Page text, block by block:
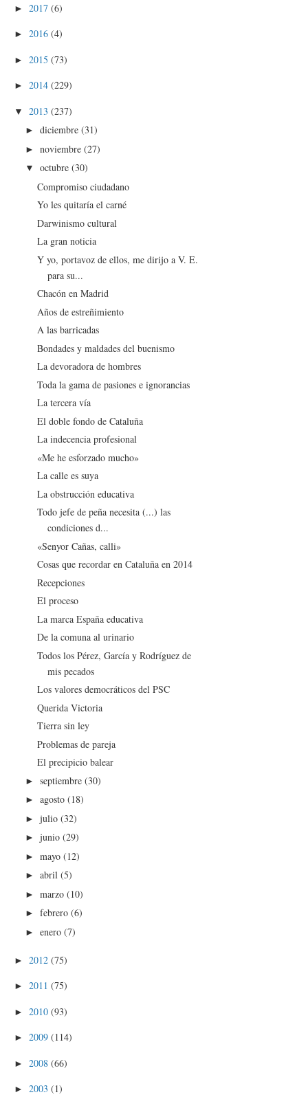
► 2017 (6)
► 2016 (4)
► 2015 (73)
► 2014 (229)
▼ 2013 (237)
►diciembre(31)
►noviembre(27)
▼octubre(30)
Compromiso ciudadano
Yo les quitaría el carné
Darwinismo cultural
La gran noticia
Y yo, portavoz de ellos, me dirijo a V. E.
para su...
Chacón en Madrid
Años de estreñimiento
A las barricadas
Bondades y maldades del buenismo
La devoradora de hombres
Toda la gama de pasiones e ignorancias
La tercera vía
El doble fondo de Cataluña
La indecencia profesional
«Me he esforzado mucho»
La calle es suya
La obstrucción educativa
Todo jefe de peña necesita (...) las
condiciones d...
«Senyor Cañas, calli»
Cosas que recordar en Cataluña en 2014
Recepciones
El proceso
La marca España educativa
De la comuna al urinario
Todos los Pérez, García y Rodríguez de
mis pecados
Los valores democráticos del PSC
Querida Victoria
Tierra sin ley
Problemas de pareja
El precipicio balear
►septiembre(30)
►agosto(18)
►julio(32)
►junio(29)
►mayo(12)
►abril(5)
►marzo(10)
►febrero(6)
►enero(7)
► 2012 (75)
► 2011 (75)
► 2010 (93)
► 2009 (114)
► 2008 (66)
► 2003 (1)